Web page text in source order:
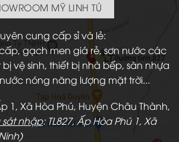
MỸ LINH TÚ
cung cấp sỉ và lẻ:
gạch men giá rẻ, sơn nước các
vệ sinh, thiết bị nhà bếp, sàn nhựa
nóng năng lượng mặt trời...
1, Xã Hòa Phú, Huyện Châu Thành,
sát nhập: TL827, Ấp Hòa Phú 1, Xã